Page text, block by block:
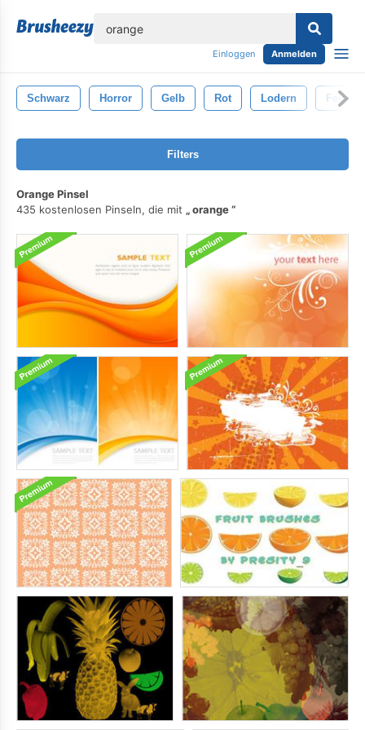
Einloggen Anmelden
Schwarz Horror Gelb Rot Lodern Feuer
Filters
Orange Pinsel
435 kostenlosen Pinseln, die mit
orange